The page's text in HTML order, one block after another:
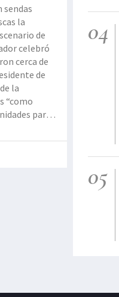
sendas
la
de
celebró
cerca de
de
la
“como
para
04
05